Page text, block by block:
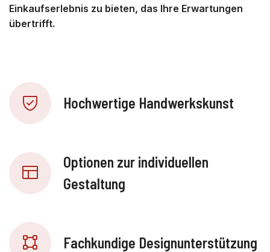
Einkaufserlebnis zu bieten, das Ihre Erwartungen
übertrifft.
Hochwertige Handwerkskunst
Optionen zur individuellen
Gestaltung
Fachkundige Designunterstützung